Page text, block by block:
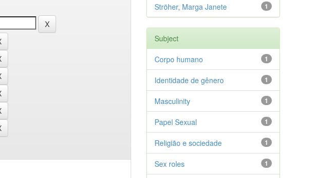
1
Ströher, Marga Janete
Subject
1
Corpo humano
1
Identidade de gênero
1
Masculinity
1
Papel Sexual
1
Religião e sociedade
1
Sex roles